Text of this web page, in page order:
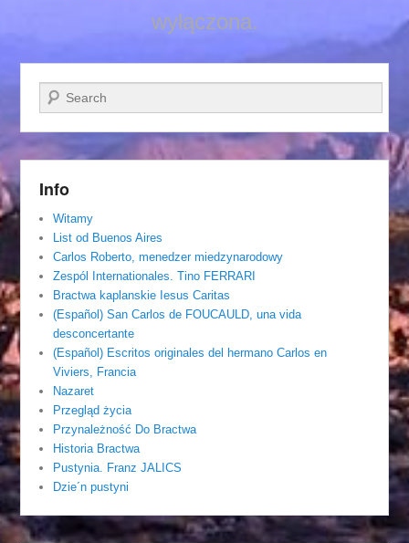
wyłączona.
Szukaj
Info
Witamy
List od Buenos Aires
Carlos Roberto, menedzer miedzynarodowy
Zespól Internationales. Tino FERRARI
Bractwa kaplanskie Iesus Caritas
(Español) San Carlos de FOUCAULD, una vida
desconcertante
(Español) Escritos originales del hermano Carlos en
Viviers, Francia
Nazaret
Przegląd życia
Przynależność Do Bractwa
Historia Bractwa
Pustynia. Franz JALICS
Dzie´n pustyni